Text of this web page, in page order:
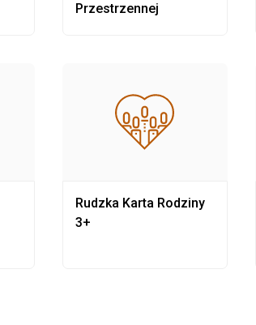
Przestrzennej
Rudzka Karta Rodziny
3+